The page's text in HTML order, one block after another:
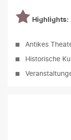
Highlights:
Antikes
Historische